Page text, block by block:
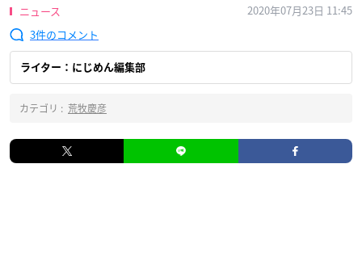
ニュース
2020年07月23日 11:45
3
ライター：にじめん編集部
カテゴリ : 荒牧慶彦